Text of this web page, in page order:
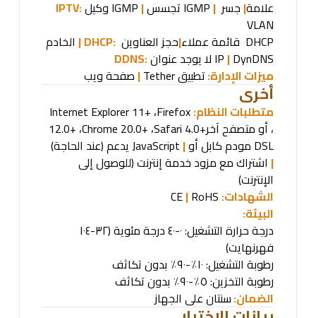
IPTV:وكيل IGMP |تجسس IGMP | جسر |علامة
VLAN
DHCP: حجز العناوين|قائمة عملاء DHCP
| الخادم
DDNS:لا يوجد عنوان IP |DynDNS
ميزات الإدارة:تطبيقTether
| صفحة ويب
أخرى
متطلبات النظام:
Internet Explorer 11+ ،Firefox
12.0+ ،Chrome 20.0+ ،Safari 4.0+، أو متصفح آخر
يدعمJavaScript |مودم كابل أو DSL
(عند الحاجة)
| اشتراك مع مزود خدمة إنترنت (للوصول إلى
الإنترنت)
الشهادات:
CE|RoHS
البيئة:
درجة حرارة التشغيل: ٠-٤٠ درجة مئوية (٣٢-١٠٤
فهرنهايت)
رطوبة التشغيل: ١٠٪-٩٠٪ بدون تكاثف
رطوبة التخزين: ٥٪-٩٠٪ بدون تكاثف
الضمان:سنتان على الجهاز